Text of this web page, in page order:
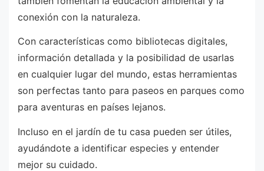
conexión con la naturaleza.
Con características como bibliotecas digitales,
información detallada y la posibilidad de usarlas
en cualquier lugar del mundo, estas herramientas
son perfectas tanto para paseos en parques como
para aventuras en países lejanos.
Incluso en el jardín de tu casa pueden ser útiles,
ayudándote a identificar especies y entender
mejor su cuidado.